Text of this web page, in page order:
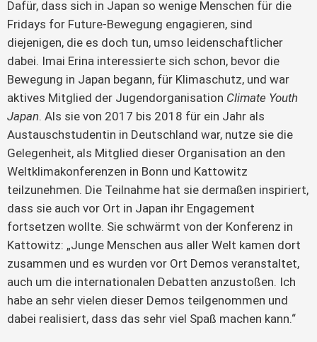
Dafür, dass sich in Japan so wenige Menschen für die
Fridays for Future-Bewegung engagieren, sind
diejenigen, die es doch tun, umso leidenschaftlicher
dabei. Imai Erina interessierte sich schon, bevor die
Bewegung in Japan begann, für Klimaschutz, und war
aktives Mitglied der Jugendorganisation Climate Youth
Japan. Als sie von 2017 bis 2018 für ein Jahr als
Austauschstudentin in Deutschland war, nutze sie die
Gelegenheit, als Mitglied dieser Organisation an den
Weltklimakonferenzen in Bonn und Kattowitz
teilzunehmen. Die Teilnahme hat sie dermaßen inspiriert,
dass sie auch vor Ort in Japan ihr Engagement
fortsetzen wollte. Sie schwärmt von der Konferenz in
Kattowitz: „Junge Menschen aus aller Welt kamen dort
zusammen und es wurden vor Ort Demos veranstaltet,
auch um die internationalen Debatten anzustoßen. Ich
habe an sehr vielen dieser Demos teilgenommen und
dabei realisiert, dass das sehr viel Spaß machen kann.“